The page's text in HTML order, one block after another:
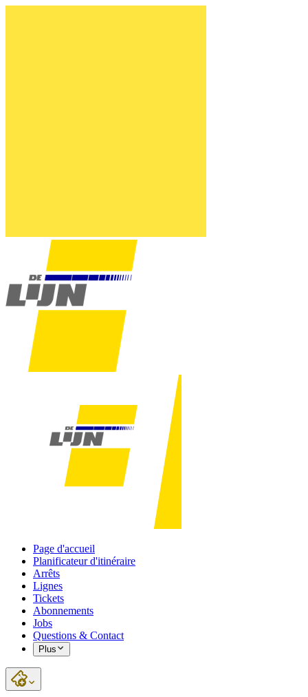
Page d'accueil
Planificateur d'itinéraire
Arrêts
Lignes
Tickets
Abonnements
Jobs
Questions & Contact
Plus